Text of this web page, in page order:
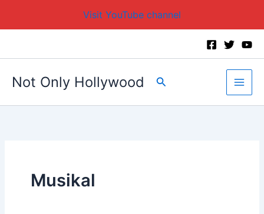
Visit YouTube channel
Not Only Hollywood Search
Musikal